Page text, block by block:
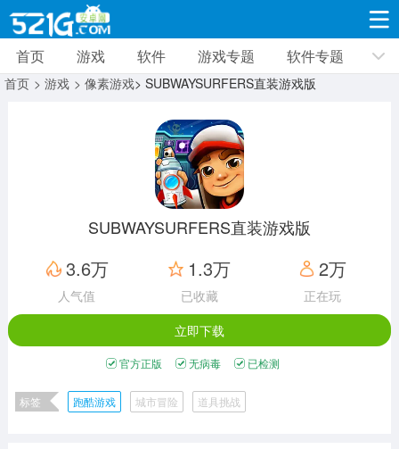
游戏 软件 游戏专题 软件专题 新闻资讯
8691款应用
动作闯关
12960款应用
赛车竞速
3628款应用
卡牌对战
2051款应用
体育运动
1277款应用
手游辅助
1958款应用
二次元
模拟经营
首页 游戏 软件 游戏专题 软件专题
首页 > 游戏 > 像素游戏> SUBWAYSURFERS直装游戏版
SUBWAYSURFERS直装游戏版
3.6万
人气值
1.3万
已收藏
2万
正在玩
立即下载
官方正版 无病毒 已检测
标签 跑酷游戏 城市冒险 道具挑战